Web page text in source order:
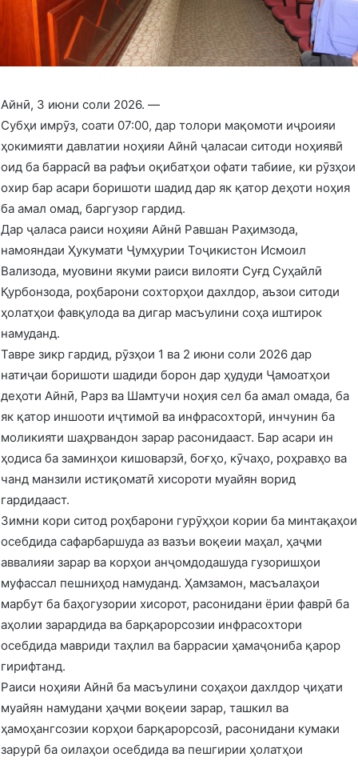
Айнӣ, 3 июни соли 2026. —
Субҳи имрӯз, соати 07:00, дар толори мақомоти иҷроияи
ҳокимияти давлатии ноҳияи Айнӣ ҷаласаи ситоди ноҳиявӣ
оид ба баррасӣ ва рафъи оқибатҳои офати табиие, ки рӯзҳои
охир бар асари боришоти шадид дар як қатор деҳоти ноҳия
ба амал омад, баргузор гардид.
Дар ҷаласа раиси ноҳияи Айнӣ Равшан Раҳимзода,
намояндаи Ҳукумати Ҷумҳурии Тоҷикистон Исмоил
Вализода, муовини якуми раиси вилояти Суғд Суҳайлӣ
Қурбонзода, роҳбарони сохторҳои дахлдор, аъзои ситоди
ҳолатҳои фавқулода ва дигар масъулини соҳа иштирок
намуданд.
Тавре зикр гардид, рӯзҳои 1 ва 2 июни соли 2026 дар
натиҷаи боришоти шадиди борон дар ҳудуди Ҷамоатҳои
деҳоти Айнӣ, Рарз ва Шамтучи ноҳия сел ба амал омада, ба
як қатор иншооти иҷтимоӣ ва инфрасохторӣ, инчунин ба
моликияти шаҳрвандон зарар расонидааст. Бар асари ин
ҳодиса ба заминҳои кишоварзӣ, боғҳо, кӯчаҳо, роҳравҳо ва
чанд манзили истиқоматӣ хисороти муайян ворид
гардидааст.
Зимни кори ситод роҳбарони гурӯҳҳои кории ба минтақаҳои
осебдида сафарбаршуда аз вазъи воқеии маҳал, ҳаҷми
аввалияи зарар ва корҳои анҷомдодашуда гузоришҳои
муфассал пешниҳод намуданд. Ҳамзамон, масъалаҳои
марбут ба баҳогузории хисорот, расонидани ёрии фаврӣ ба
аҳолии зарардида ва барқарорсозии инфрасохтори
осебдида мавриди таҳлил ва баррасии ҳамаҷониба қарор
гирифтанд.
Раиси ноҳияи Айнӣ ба масъулини соҳаҳои дахлдор ҷиҳати
муайян намудани ҳаҷми воқеии зарар, ташкил ва
ҳамоҳангсозии корҳои барқарорсозӣ, расонидани кумаки
зарурӣ ба оилаҳои осебдида ва пешгирии ҳолатҳои